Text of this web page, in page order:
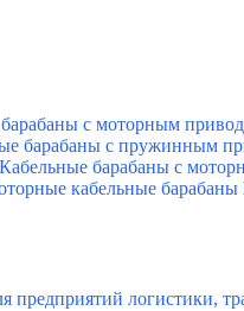
барабаны с моторным
барабаны с пружинным
барабаны с
кабельные барабаны
предприятий логистики,